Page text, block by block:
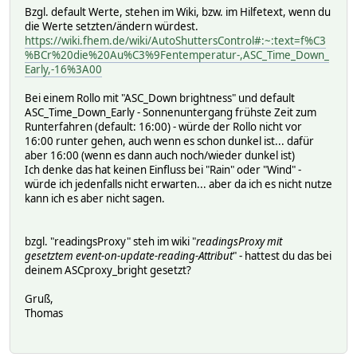
# 2024-11-25 17:21:56 moving stop
# 2024-11-25 17:21:56 position 100
# 2024-11-25 17:21:56 rainAutomatic off
# 2024-11-25 17:21:56 rainDirection down
# 2024-11-25 17:21:56 rainMode off
# 2024-11-25 17:21:56 reversal off
# 2024-11-25 17:21:56 runningTime 28
# 2024-11-25 17:21:56 state closed
# 2024-11-25 17:21:56 sunAutomatic off
# 2024-11-25 17:21:56 sunMode off
# 2024-11-25 17:21:56 sunPosition 35
# 2024-11-25 17:21:56 timeAutomatic off
# 2024-11-25 17:21:56 ventilatingMode on
# 2024-11-25 17:21:56 ventilatingPosition 80
# 2024-11-25 17:21:56 version 3.3
# 2024-11-25 17:21:56 windDirection up
# 2024-11-25 17:21:56 windMode off
# helper:
# desiredPosition 100
setstate DUOFERN_42890B closed
setstate DUOFERN_42890B 2024-11-25 17:21:56
Bzgl. default Werte, stehen im Wiki, bzw. im Hilfetext, wenn du
die Werte setzten/ändern würdest.
https://wiki.fhem.de/wiki/AutoShuttersControl#:~:text=f%C3
%BCr%20die%20Au%C3%9Fentemperatur-,ASC_Time_Down_
Early,-16%3A00
Bei einem Rollo mit "ASC_Down brightness" und default
ASC_Time_Down_Early - Sonnenuntergang frühste Zeit zum
Runterfahren (default: 16:00) - würde der Rollo nicht vor
16:00 runter gehen, auch wenn es schon dunkel ist... dafür
aber 16:00 (wenn es dann auch noch/wieder dunkel ist)
Ich denke das hat keinen Einfluss bei "Rain" oder "Wind" -
würde ich jedenfalls nicht erwarten... aber da ich es nicht nutze
kann ich es aber nicht sagen.
bzgl. "readingsProxy" steh im wiki "readingsProxy mit
gesetztem event-on-update-reading-Attribut" - hattest du das bei
deinem ASCproxy_bright gesetzt?
Gruß,
Thomas